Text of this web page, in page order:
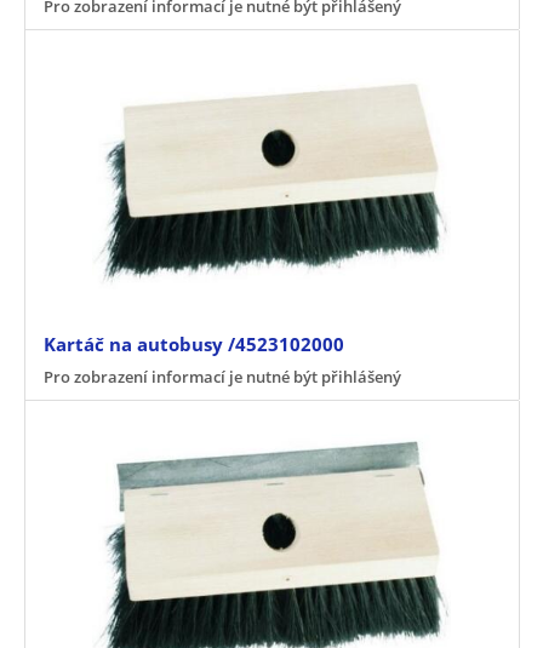
Pro zobrazení informací je nutné být přihlášený
Kartáč na autobusy /4523102000
Pro zobrazení informací je nutné být přihlášený